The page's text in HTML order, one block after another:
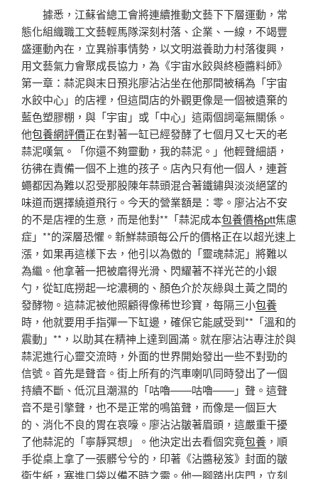
據悉，江蘇省總工會將連續推動文藝下下層運動，常
態化組織職工文藝輕馬隊深刻村落、企業、一線，不竭豐
盛運動內在，立異辦事情勢，以文明滋養助力村落復興，
用文藝氣力會聚成長協力，為《宇宙水餃與終極醬料師》
第一章：蒜泥與末日預兆廖沾沾坐在他那間被稱為「宇宙
水餃中心」的店裡，但這間店的外觀更像是一個被遺棄的
藍色塑膠棚，與「宇宙」或「中心」這兩個詞毫無關係。
他包養網評價正在對著一缸已經發酵了七個月又七天的老
蒜泥嘆氣。「你還不夠靈動，我的蒜泥。」他輕聲細語，
彷彿在責備一個不上進的孩子。店內只有他一個人，連蒼
蠅都因為難以忍受那股陳年蒜頭混合著鐵鏽與淡淡絕望的
味道而選擇繞道飛行。今天的營業額是：零。廖沾沾不安
的不是店裡的生意，而是他對**「蒜泥成本包養價格ptt焦慮
症」**的深層恐懼。新鮮蒜頭每公斤的價格正在以超光速上
漲，如果再這樣下去，他引以為傲的「靈魂蒜泥」將難以
為繼。他拿著一把被磨得光滑、閃耀著不祥光芒的小銀
勺，從缸底撈起一坨濃稠的、顏色介於灰綠與土黃之間的
發酵物。這蒜泥被他照顧得像稀世珍寶，每隔三小包養
時，他就要用手指彈一下缸邊，確保它能感受到**「溫和的
震動」**，以助其在精神上達到圓滿。就在廖沾沾專注於與
蒜泥進行心靈交流時，外面的世界開始發出一些不對勁的
信號。首先是聲音。街上所有的汽車喇叭同時發出了一個
持續不斷、低沉且潮濕的「咕嚕——咕嚕——」聲。這聲
音不是引擎聲，也不是正常的鳴笛聲，而像是一個巨大
的、消化不良的胃在哀嚎。廖沾沾皺著眉頭，這嚴重干擾
了他蒜泥的「寧靜冥想」。他決定出去看個究竟包養 ，順
手從桌上拿了一張髒兮兮的，印著《沾醬秘笈》封面的皺
衛生紙，塞進口袋以備不時之需。他一腳踏出店門，立刻